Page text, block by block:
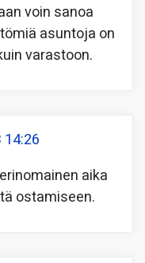
voin sanoa
asuntoja on
varastoon.
14:26
aika
ostamiseen.